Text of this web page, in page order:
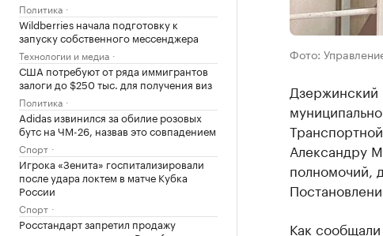
Политика
Wildberries начала подготовку к
запуску собственного мессенджера
Технологии и медиа
США потребуют от ряда иммигрантов
залоги до $250 тыс. для получения виз
Политика
Adidas извинился за обилие розовых
бутс на ЧМ-26, назвав это совпадением
Спорт
Игрока «Зенита» госпитализировали
после удара локтем в матче Кубка
России
Спорт
Росстандарт запретил продажу
Фото:
Дзержинский
Александру
полномочий,
Как сообщали